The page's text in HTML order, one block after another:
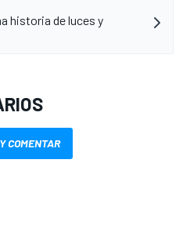
historia de luces y
COMENTAR